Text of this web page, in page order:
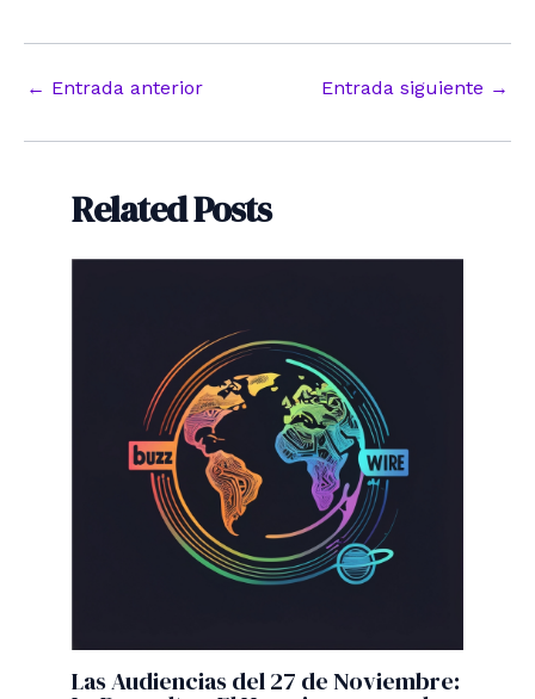
Navegación
entradas
← Entrada anterior Entrada siguiente →
Related Posts
Las Audiencias del 27 de Noviembre: